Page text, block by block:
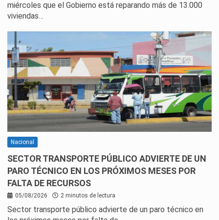
miércoles que el Gobierno está reparando más de 13.000
viviendas…
Nacional
SECTOR TRANSPORTE PÚBLICO ADVIERTE DE UN
PARO TÉCNICO EN LOS PRÓXIMOS MESES POR
FALTA DE RECURSOS
05/08/2026 2 minutos de lectura
Sector transporte público advierte de un paro técnico en